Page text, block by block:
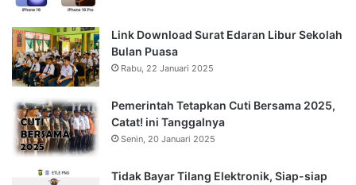
Link Download Surat Edaran Libur Sekolah
Bulan Puasa
Rabu, 22 Januari 2025
Pemerintah Tetapkan Cuti Bersama 2025,
Catat! ini Tanggalnya
Senin, 20 Januari 2025
Tidak Bayar Tilang Elektronik, Siap-siap